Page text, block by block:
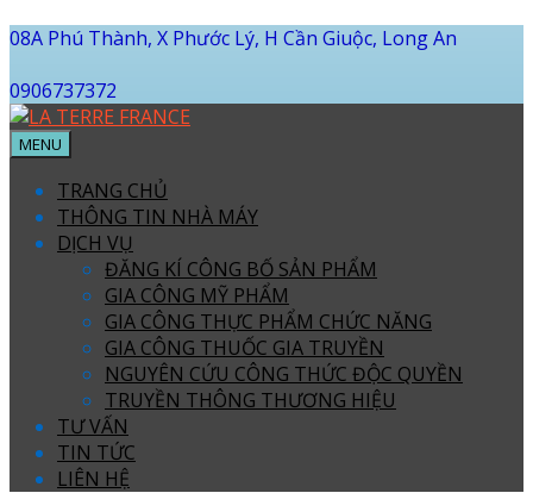
08A Phú Thành, X Phước Lý, H Cần Giuộc, Long An
0906737372
MENU
TRANG CHỦ
THÔNG TIN NHÀ MÁY
DỊCH VỤ
ĐĂNG KÍ CÔNG BỐ SẢN PHẨM
GIA CÔNG MỸ PHẨM
GIA CÔNG THỰC PHẨM CHỨC NĂNG
GIA CÔNG THUỐC GIA TRUYỀN
NGUYÊN CỨU CÔNG THỨC ĐỘC QUYỀN
TRUYỀN THÔNG THƯƠNG HIỆU
TƯ VẤN
TIN TỨC
LIÊN HỆ